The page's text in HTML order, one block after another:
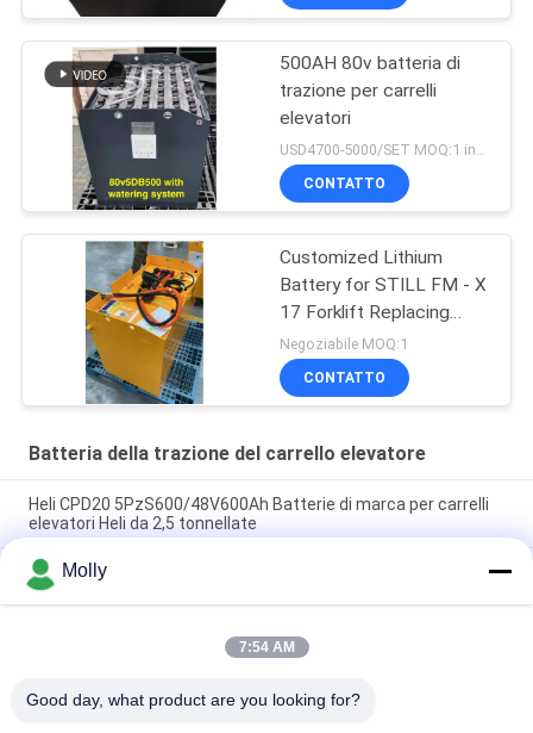
500AH 80v batteria di
trazione per carrelli
elevatori
USD4700-5000/SET MOQ:1 insieme
CONTATTO
Customized Lithium
Battery for STILL FM - X
17 Forklift Replacing
48V/775AH Lead - Acid
Battery to 51.2V 690AH
Lithium Battery
Negoziabile MOQ:1
CONTATTO
Batteria della trazione del carrello elevatore
Heli CPD20 5PzS600/48V600Ah Batterie di marca per carrelli
elevatori Heli da 2,5 tonnellate
Heli CPD30 Camion elevatore elettrico Marca 6PBS600 80V
600Ah Batteria, all'ingrosso per Heli Electric Counterbalance
Forklift
Batteria per carrelli elevatori HELI VCH6A per carrelli elevatori
Molly
7:54 AM
Good day, what product are you looking for?